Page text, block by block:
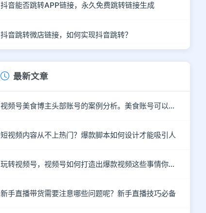
抖音能否跳转APP链接，永久免费跳转链接生成
抖音跳转微店链接，如何实现抖音跳转？
最新文章
视频号美食博主头部账号的案例分析。美食账号可以做哪些类型的内容？
短视频内容从不上热门？爆款脚本如何设计才能吸引人
玩转视频号，视频号如何打造出爆款视频这些事情你知道了吗？
新手直播带货需要注意哪些问题呢？新手直播技巧必备